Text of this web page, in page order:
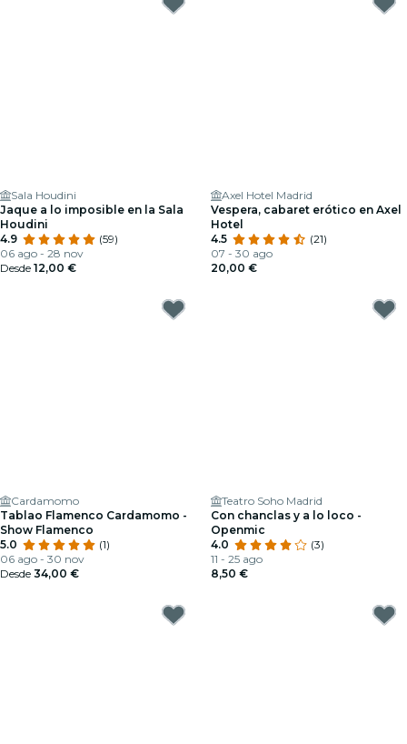
Sala Houdini
Jaque a lo imposible en la Sala
Houdini
4.9
(59)
06 ago - 28 nov
Desde 12,00 €
Axel Hotel Madrid
Vespera, cabaret erótico en Axel
Hotel
4.5
(21)
07 - 30 ago
20,00 €
Cardamomo
Tablao Flamenco Cardamomo -
Show Flamenco
5.0
(1)
06 ago - 30 nov
Desde 34,00 €
Teatro Soho Madrid
Con chanclas y a lo loco -
Openmic
4.0
(3)
11 - 25 ago
8,50 €